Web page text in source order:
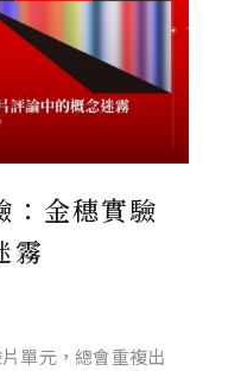
：金穗實驗
霧
單元，總會重複出